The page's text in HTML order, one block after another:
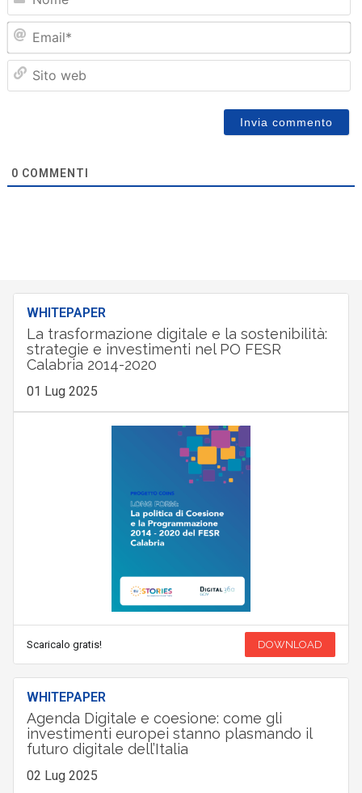
0 COMMENTI
WHITEPAPER
La trasformazione digitale e la sostenibilità:
strategie e investimenti nel PO FESR
Calabria 2014-2020
01 Lug 2025
Scaricalo gratis! DOWNLOAD
WHITEPAPER
Agenda Digitale e coesione: come gli
investimenti europei stanno plasmando il
futuro digitale dell’Italia
02 Lug 2025